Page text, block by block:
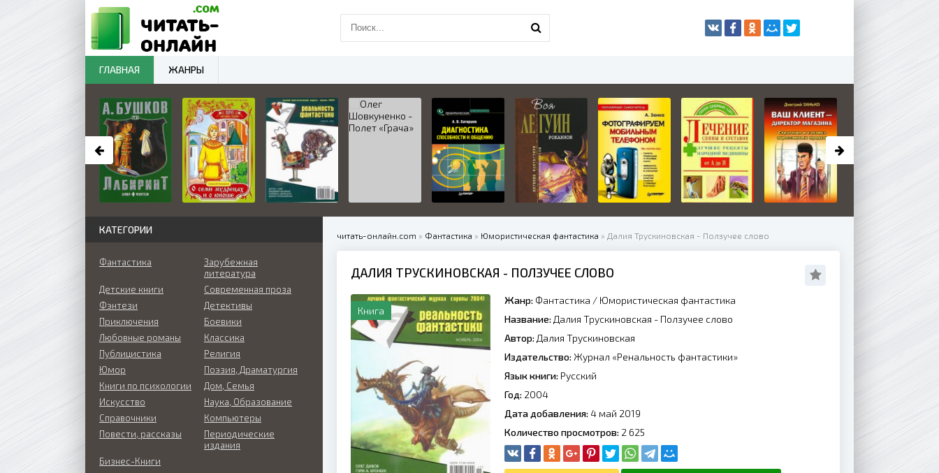
читать-онлайн.com » Фантастика » Юмористическая фантастика » Далия Трускиновская - Ползучее слово
ДАЛИЯ ТРУСКИНОВСКАЯ - ПОЛЗУЧЕЕ СЛОВО
Книга
Жанр: Фантастика / Юмористическая фантастика
Название: Далия Трускиновская - Ползучее слово
Автор: Далия Трускиновская
Издательство: Журнал «Ренальность фантастики»
Язык книги: Русский
Год: 2004
Дата добавления: 4 май 2019
Количество просмотров: 2 625
КАТЕГОРИИ
Фантастика
Зарубежная
литература
Детские книги
Современная проза
Фэнтези
Детективы
Приключения
Боевики
Любовные романы
Классика
Публицистика
Религия
Юмор
Поэзия, Драматургия
Книги по психологии
Дом, Семья
Искусство
Наука, Образование
Справочники
Компьютеры
Повести, рассказы
Периодические
издания
Бизнес-Книги
ГЛАВНАЯ ЖАНРЫ